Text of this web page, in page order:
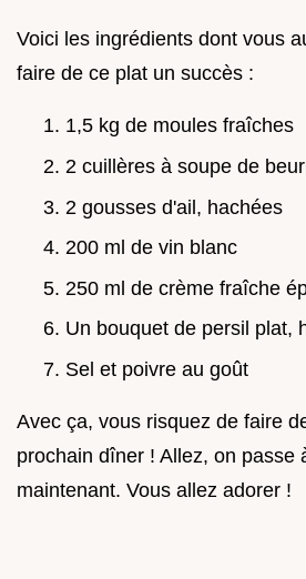
Voici les ingrédients dont vous
faire de ce plat un succès :
1,5 kg de moules fraîches
2 cuillères à soupe de
2 gousses d'ail, hachées
200 ml de vin blanc
250 ml de crème fraîche
Un bouquet de persil plat,
Sel et poivre au goût
Avec ça, vous risquez de faire
prochain dîner ! Allez, on passe
maintenant. Vous allez adorer !